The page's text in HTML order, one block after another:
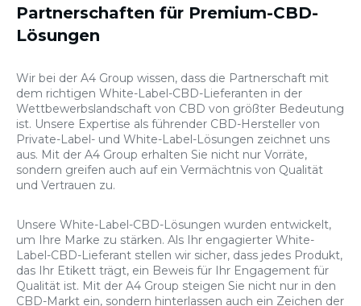
Partnerschaften für Premium-CBD-
Lösungen
Wir bei der A4 Group wissen, dass die Partnerschaft mit
dem richtigen White-Label-CBD-Lieferanten in der
Wettbewerbslandschaft von CBD von größter Bedeutung
ist. Unsere Expertise als führender CBD-Hersteller von
Private-Label- und White-Label-Lösungen zeichnet uns
aus. Mit der A4 Group erhalten Sie nicht nur Vorräte,
sondern greifen auch auf ein Vermächtnis von Qualität
und Vertrauen zu.
Unsere White-Label-CBD-Lösungen wurden entwickelt,
um Ihre Marke zu stärken. Als Ihr engagierter White-
Label-CBD-Lieferant stellen wir sicher, dass jedes Produkt,
das Ihr Etikett trägt, ein Beweis für Ihr Engagement für
Qualität ist. Mit der A4 Group steigen Sie nicht nur in den
CBD-Markt ein, sondern hinterlassen auch ein Zeichen der